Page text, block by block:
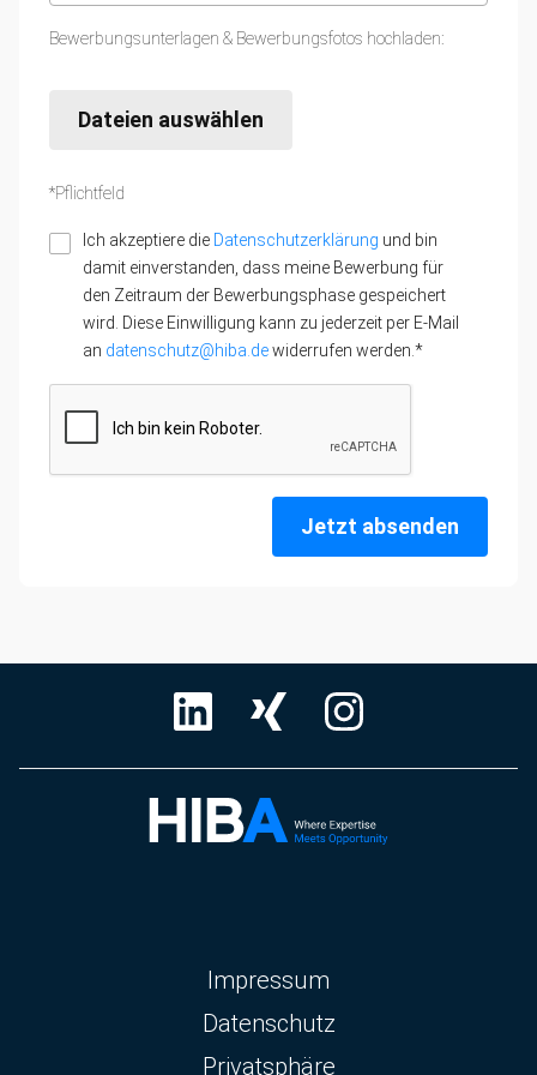
Bewerbungsunterlagen & Bewerbungsfotos hochladen:
Dateien auswählen
*Pflichtfeld
Ich akzeptiere die Datenschutzerklärung und bin
damit einverstanden, dass meine Bewerbung für
den Zeitraum der Bewerbungsphase gespeichert
wird. Diese Einwilligung kann zu jederzeit per E-Mail
an datenschutz@hiba.dewiderrufen werden.*
Jetzt absenden
Navigation
überspringen
Impressum
Datenschutz
Privatsphäre